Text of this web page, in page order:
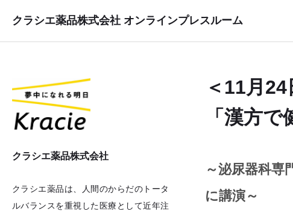
クラシエ薬品株式会社 オンラインプレスルーム
クラシエ薬品株式会社
クラシエ薬品は、人間のからだのトータ
ルバランスを重視した医療として近年注
＜11月
「漢方
～泌尿器科専
に講演～